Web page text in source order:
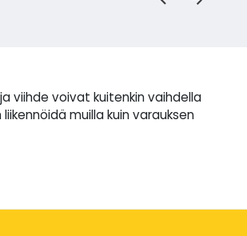
viihde voivat kuitenkin vaihdella
muilla kuin varauksen